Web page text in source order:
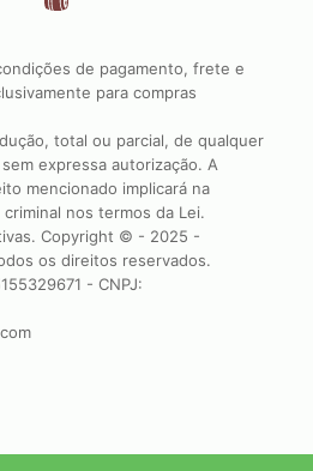
de pagamento, frete e
para compras
total ou parcial, de qualquer
expressa autorização. A
mencionado implicará na
nos termos da Lei.
Copyright © - 2025 -
os direitos reservados.
- CNPJ: